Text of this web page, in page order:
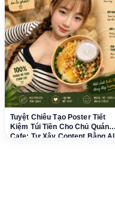
Tuyệt Chiêu Tạo Poster Tiết
Kiệm Túi Tiền Cho Chủ Quán
Cafe: Tự Xây Content Bằng AI